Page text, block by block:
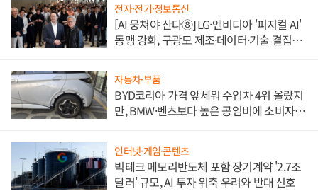
전자·전기·정보통신
[AI 뭉쳐야 산다⑧] LG·엔비디아 '피지컬 AI'
동맹 강화, 구광모 제조·데이터·기술 결집
자동차·부품
BYD코리아 가격 앞세워 수입차 4위 올랐지
만, BMW·벤츠보다 높은 공임비에 소비자
인터넷·게임·콘텐츠
빅테크 메모리반도체 포함 장기계약 '2.7조
달러' 규모, AI 투자 위축 우려와 반대 신호